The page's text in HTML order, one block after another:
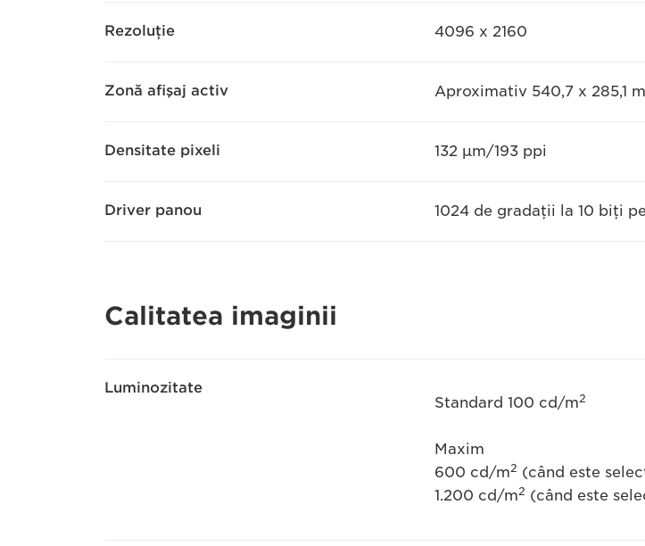
Rezoluţie 4096 x 2160
Zonă afişaj activ Aproximativ 540,7 x 285,1
Densitate pixeli 132 μm/193 ppi
Driver panou 1024 de gradaţii la 10 biţi
Calitatea imaginii
Luminozitate
Standard 100 cd/m2
Maxim
600 cd/m2 (când este
1.200 cd/m2 (când este